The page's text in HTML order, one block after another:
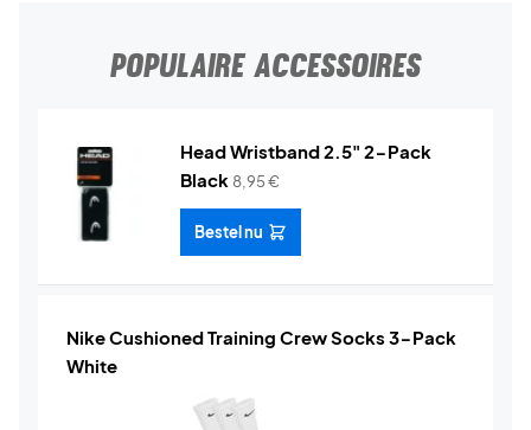
POPULAIRE ACCESSOIRES
Head Wristband 2.5" 2-Pack
Black 8,95€
Bestel nu
Nike Cushioned Training Crew Socks 3-Pack
White